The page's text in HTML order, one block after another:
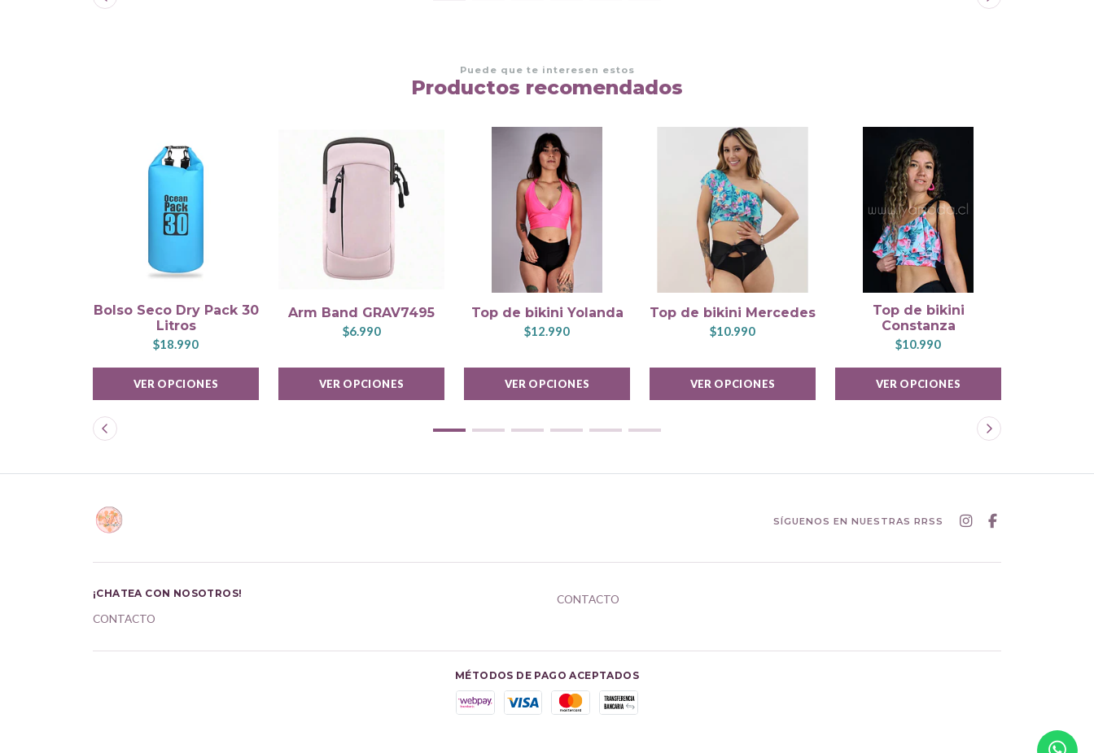
Puede que te interesen estos
Productos recomendados
Bolso Seco Dry Pack 30
Litros
$18.990
VER OPCIONES
Arm Band GRAV7495
$6.990
VER OPCIONES
Top de bikini Yolanda
$12.990
VER OPCIONES
Top de bikini Mercedes
$10.990
VER OPCIONES
Top de bikini
Constanza
$10.990
VER OPCIONES
SÍGUENOS EN NUESTRAS RRSS
¡CHATEA CON NOSOTROS!
CONTACTO
CONTACTO
MÉTODOS DE PAGO ACEPTADOS